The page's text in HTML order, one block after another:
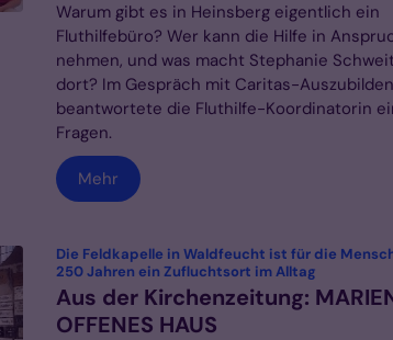
Warum gibt es in Heinsberg eigentlich ein
Fluthilfebüro? Wer kann die Hilfe in
nehmen, und was macht Stephanie
dort? Im Gespräch mit Caritas-
beantwortete die Fluthilfe-Koordinatorin
Fragen.
Mehr
Die Feldkapelle in Waldfeucht ist für die
250 Jahren ein Zufluchtsort im Alltag
Aus der Kirchenzeitung:
OFFENES HAUS